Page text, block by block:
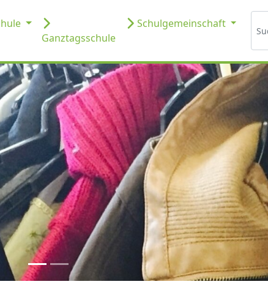
Ganztagsschule
Schulgemeinschaft